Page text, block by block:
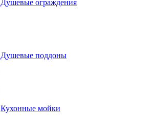
Душевые ограждения
Душевые поддоны
Кухонные мойки